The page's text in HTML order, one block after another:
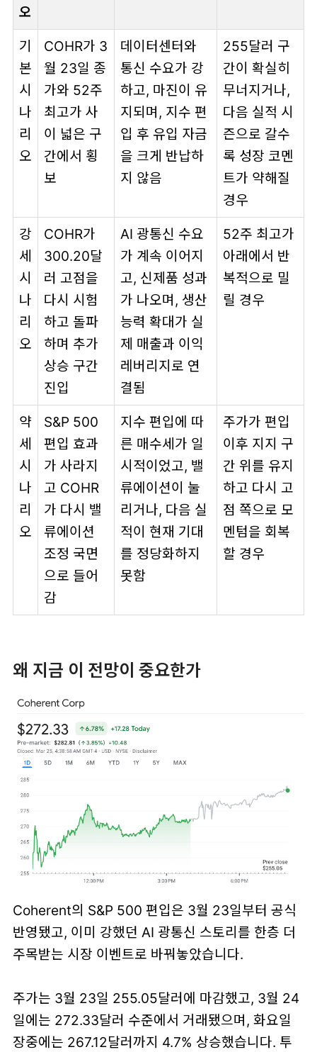
오
기
본
시
나
리
오
COHR가 3
월 23일 종
가와 52주
최고가 사
이 넓은 구
간에서 횡
보
데이터센터와
통신 수요가 강
하고, 마진이 유
지되며, 지수 편
입 후 유입 자금
을 크게 반납하
지 않음
255달러 구
간이 확실히
무너지거나,
다음 실적 시
즌으로 갈수
록 성장 코멘
트가 약해질
경우
강
세
시
나
리
오
COHR가
300.20달
러 고점을
다시 시험
하고 돌파
하며 추가
상승 구간
진입
AI 광통신 수요
가 계속 이어지
고, 신제품 성과
가 나오며, 생산
능력 확대가 실
제 매출과 이익
레버리지로 연
결됨
52주 최고가
아래에서 반
복적으로 밀
릴 경우
약
세
시
나
리
오
S&P 500
편입 효과
가 사라지
고 COHR
가 다시 밸
류에이션
조정 국면
으로 들어
감
지수 편입에 따
른 매수세가 일
시적이었고, 밸
류에이션이 눌
리거나, 다음 실
적이 현재 기대
를 정당화하지
못함
주가가 편입
이후 지지 구
간 위를 유지
하고 다시 고
점 쪽으로 모
멘텀을 회복
할 경우
왜 지금 이 전망이 중요한가
Coherent의 S&P 500 편입은 3월 23일부터 공식
반영됐고, 이미 강했던 AI 광통신 스토리를 한층 더
주목받는 시장 이벤트로 바꿔놓았습니다.
주가는 3월 23일 255.05달러 에 마감했고, 3월 24
일에는 272.33달러 수준에서 거래됐으며, 화요일
장중에는 267.12달러까지 4.7% 상승했습니다. 투